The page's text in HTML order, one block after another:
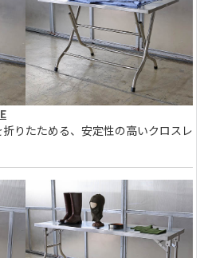
りたためる、安定性の高いクロスレ